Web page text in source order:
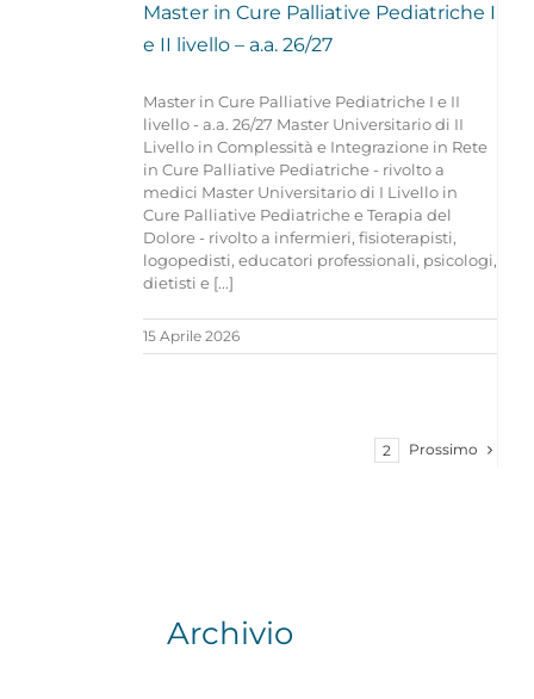
Master in Cure Palliative Pediatriche I
e II livello – a.a. 26/27
Master in Cure Palliative Pediatriche I e II
livello - a.a. 26/27 Master Universitario di II
Livello in Complessità e Integrazione in Rete
in Cure Palliative Pediatriche - rivolto a
medici Master Universitario di I Livello in
Cure Palliative Pediatriche e Terapia del
Dolore - rivolto a infermieri, fisioterapisti,
logopedisti, educatori professionali, psicologi,
dietisti e [...]
15 Aprile 2026
2 Prossimo
Archivio